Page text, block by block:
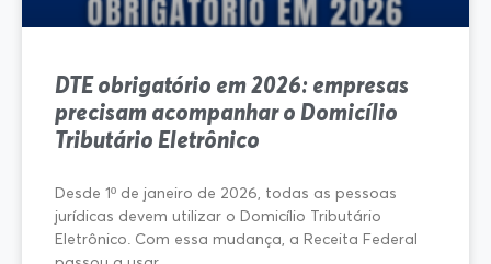
DTE obrigatório em 2026: empresas
precisam acompanhar o Domicílio
Tributário Eletrônico
Desde 1º de janeiro de 2026, todas as pessoas
jurídicas devem utilizar o Domicílio Tributário
Eletrônico. Com essa mudança, a Receita Federal